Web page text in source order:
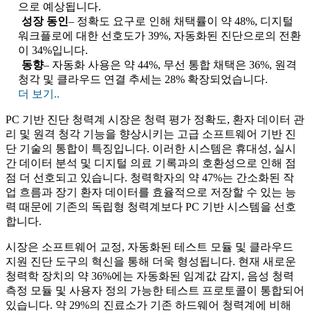
으로 예상됩니다.
성장 동인– 정확도 요구로 인해 채택률이 약 48%, 디지털
워크플로에 대한 선호도가 39%, 자동화된 진단으로의 전환
이 34%입니다.
동향– 자동화 사용은 약 44%, 무선 통합 채택은 36%, 원격
청각 및 클라우드 연결 추세는 28% 확장되었습니다.
더 보기..
PC 기반 진단 청력계 시장은 청력 평가 정확도, 환자 데이터 관
리 및 원격 청각 기능을 향상시키는 고급 소프트웨어 기반 진
단 기술의 통합이 특징입니다. 이러한 시스템은 휴대성, 실시
간 데이터 분석 및 디지털 의료 기록과의 호환성으로 인해 점
점 더 선호되고 있습니다. 청력학자의 약 47%는 간소화된 작
업 흐름과 장기 환자 데이터를 효율적으로 저장할 수 있는 능
력 때문에 기존의 독립형 청력계보다 PC 기반 시스템을 선호
합니다.
시장은 소프트웨어 교정, 자동화된 테스트 모듈 및 클라우드
지원 진단 도구의 혁신을 통해 더욱 형성됩니다. 현재 새로운
청력학 장치의 약 36%에는 자동화된 임계값 감지, 음성 청력
측정 모듈 및 사용자 정의 가능한 테스트 프로토콜이 통합되어
있습니다. 약 29%의 진료소가 기존 하드웨어 청력계에 비해